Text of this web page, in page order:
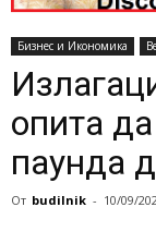
Бизнес и Икономика
опита
паунда
От budilnik - 10/09/